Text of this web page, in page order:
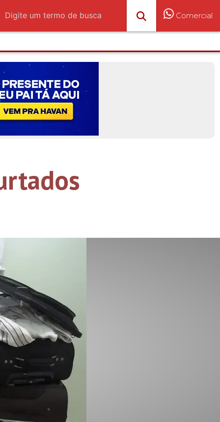
Comercial